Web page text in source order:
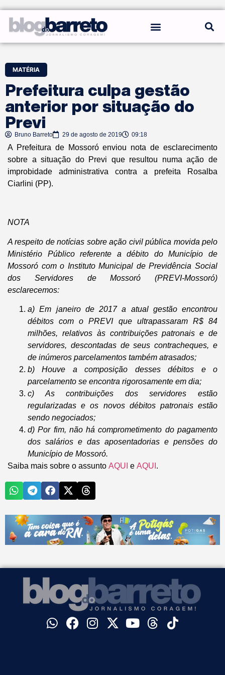
MATÉRIA
Prefeitura culpa gestão
anterior por situação do
Previ
Bruno Barreto 29 de agosto de 2019 09:18
A Prefeitura de Mossoró enviou nota de esclarecimento
sobre a situação do Previ que resultou numa ação de
improbidade administrativa contra a prefeita Rosalba
Ciarlini (PP).
NOTA
A respeito de notícias sobre ação civil pública movida pelo
Ministério Público referente a débito do Município de
Mossoró com o Instituto Municipal de Previdência Social
dos Servidores de Mossoró (PREVI-Mossoró)
esclarecemos:
a) Em janeiro de 2017 a atual gestão encontrou
débitos com o PREVI que ultrapassaram R$ 84
milhões, relativos às contribuições patronais e de
servidores, descontadas de seus contracheques, e
de inúmeros parcelamentos também atrasados;
b) Houve a composição desses débitos e o
parcelamento se encontra rigorosamente em dia;
c) As contribuições dos servidores estão
regularizadas e os novos débitos patronais estão
sendo negociados;
d) Por fim, não há comprometimento do pagamento
dos salários e das aposentadorias e pensões do
Município de Mossoró.
Saiba mais sobre o assunto AQUI e AQUI .